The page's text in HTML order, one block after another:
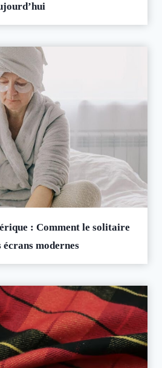
: Comment le solitaire
écrans modernes